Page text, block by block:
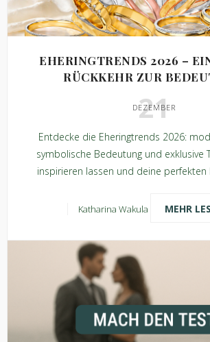
EHERINGTRENDS 2026 –
RÜCKKEHR ZUR
21
DEZEMBER
Entdecke die Eheringtrends 2026:
symbolische Bedeutung und exklusive
inspirieren lassen und deine perfekten
Katharina Wakula MEHR